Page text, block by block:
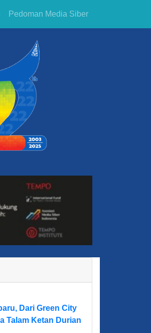
Pedoman Media Siber
Dari Green City
Talam Ketan Durian